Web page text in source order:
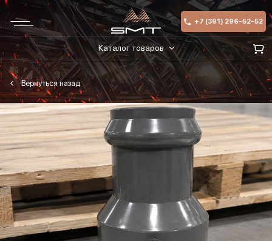
+7 (391) 296-52-52
Каталог товаров